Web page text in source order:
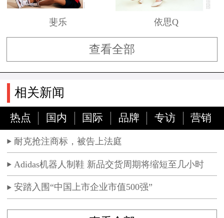
斐乐 依思Q
查看全部
相关新闻
热点 国内 国际 品牌 专访 营销
耐克抢注商标，被告上法庭
Adidas机器人制鞋 新品交货周期将缩短至几小时
安踏入围“中国上市企业市值500强”